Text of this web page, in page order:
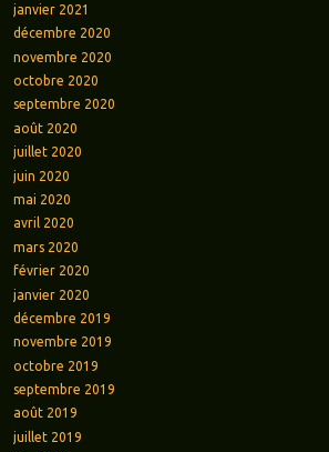
janvier 2021
décembre 2020
novembre 2020
octobre 2020
septembre 2020
août 2020
juillet 2020
juin 2020
mai 2020
avril 2020
mars 2020
février 2020
janvier 2020
décembre 2019
novembre 2019
octobre 2019
septembre 2019
août 2019
juillet 2019